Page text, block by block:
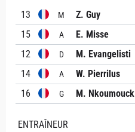
13
M Z. Guy
15 A E. Misse
12 D M. Evangelisti
14 A W. Pierrilus
16 G M. Nkoumouck
ENTRAÎNEUR